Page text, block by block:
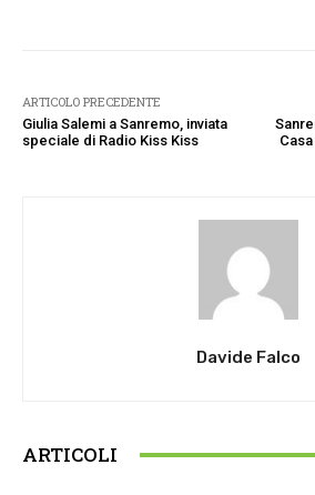
ARTICOLO PRECEDENTE
Giulia Salemi a Sanremo, inviata
speciale di Radio Kiss Kiss
Davide Falco
ARTICOLI